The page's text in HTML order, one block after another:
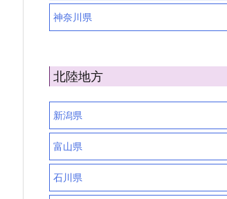
神奈川県
北陸地方
新潟県
富山県
石川県